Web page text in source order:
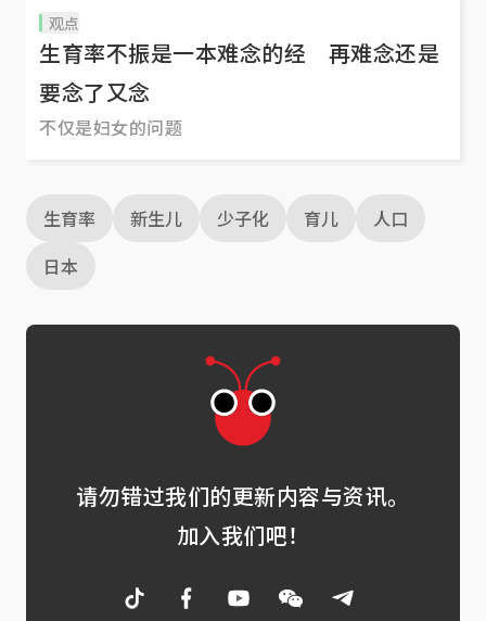
观点
生育率不振是一本难念的经 再难念还是
要念了又念
不仅是妇女的问题
生育率 新生儿 少子化 育儿
人口
日本
请勿错过我们的更新内容与资讯。
加入我们吧！